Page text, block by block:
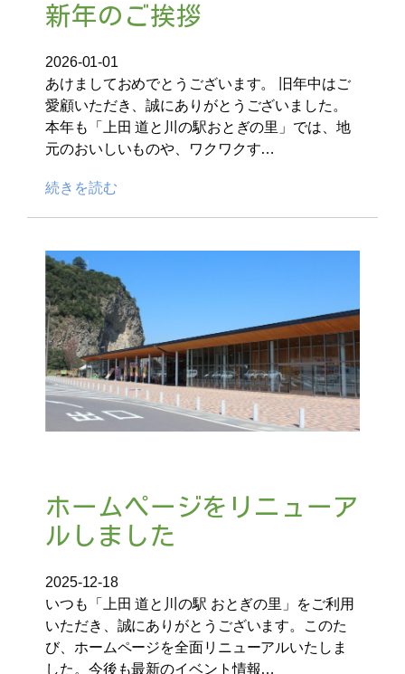
新年のご挨拶
2026-01-01
あけましておめでとうございます。 旧年中はご
愛顧いただき、誠にありがとうございました。
本年も「上田 道と川の駅おとぎの里」では、地
元のおいしいものや、ワクワクす…
続きを読む
ホームページをリニューア
ルしました
2025-12-18
いつも「上田 道と川の駅 おとぎの里」をご利用
いただき、誠にありがとうございます。このた
び、ホームページを全面リニューアルいたしま
した。今後も最新のイベント情報…